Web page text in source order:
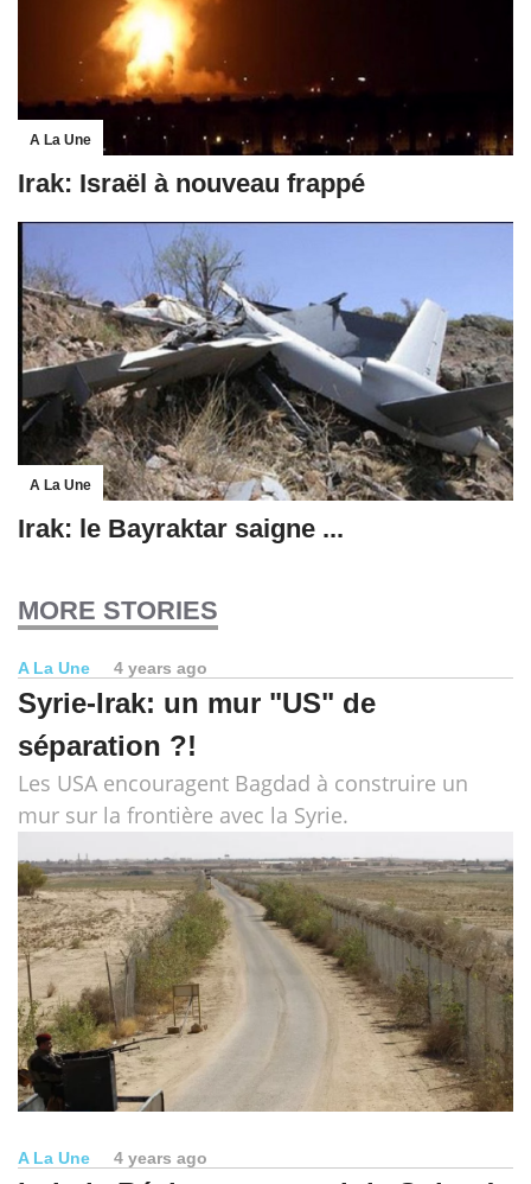
A La Une
Irak: Israël à nouveau frappé
A La Une
Irak: le Bayraktar saigne ...
MORE STORIES
A La Une 4 years ago
Syrie-Irak: un mur "US" de
séparation ?!
Les USA encouragent Bagdad à construire un
mur sur la frontière avec la Syrie.
A La Une 4 years ago